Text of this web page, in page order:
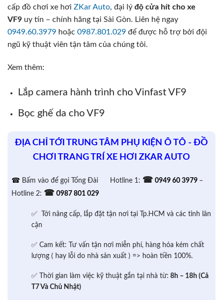
cấp đồ chơi xe hơi ZKar Auto, đại lý độ cửa hít cho xe
VF9 uy tín – chính hãng tại Sài Gòn. Liên hệ ngay
0949.60.3979 hoặc 0987.801.029 để được hỗ trợ bởi đội
ngũ kỹ thuật viên tận tâm của chúng tôi.
Xem thêm:
Lắp camera hành trình cho Vinfast VF9
Bọc ghế da cho VF9
ĐỊA CHỈ TỚI TRUNG TÂM PHỤ KIỆN Ô TÔ - ĐỒ
CHƠI TRANG TRÍ XE HƠI ZKAR AUTO
☎ Bấm vào để gọi Tổng Đài Hotline 1: ☎ 0949 60 3979 –
Hotline 2: ☎ 0987 801 029
✅ Tới nâng cấp, lắp đặt tận nơi tại Tp.HCM và các tỉnh lân
cận
✅ Cam kết: Tư vấn tận nơi miễn phí, hàng hóa kém chất
lượng ( hay lỗi do nhà sản xuất ) => hoàn tiền 100%.
✅ Thời gian làm việc kỹ thuật gắn tại nhà từ: 8h – 18h (Cả
T7 Và Chủ Nhật)